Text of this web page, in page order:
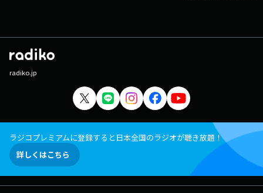
radiko.jp
ラジコプレミアムに登録すると日本全国のラジオが聴き放題！
詳しくはこちら